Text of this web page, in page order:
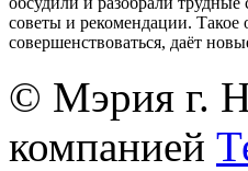
советы и рекомендации. Такое
совершенствоваться, даёт
© Мэрия г.
компанией